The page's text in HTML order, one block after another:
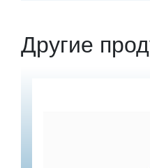
Другие